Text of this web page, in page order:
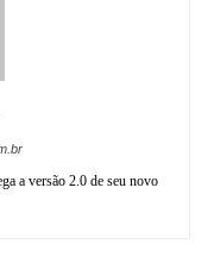
a versão 2.0 de seu novo